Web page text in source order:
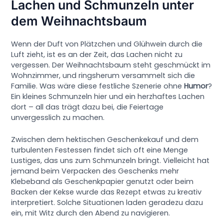
Lachen und Schmunzeln unter
dem Weihnachtsbaum
Wenn der Duft von Plätzchen und Glühwein durch die
Luft zieht, ist es an der Zeit, das Lachen nicht zu
vergessen. Der Weihnachtsbaum steht geschmückt im
Wohnzimmer, und ringsherum versammelt sich die
Familie. Was wäre diese festliche Szenerie ohneHumor?
Ein kleines Schmunzeln hier und ein herzhaftes Lachen
dort – all das trägt dazu bei, die Feiertage
unvergesslich zu machen.
Zwischen dem hektischen Geschenkekauf und dem
turbulenten Festessen findet sich oft eine Menge
Lustiges, das uns zum Schmunzeln bringt. Vielleicht hat
jemand beim Verpacken des Geschenks mehr
Klebeband als Geschenkpapier genutzt oder beim
Backen der Kekse wurde das Rezept etwas zu kreativ
interpretiert. Solche Situationen laden geradezu dazu
ein, mit Witz durch den Abend zu navigieren.